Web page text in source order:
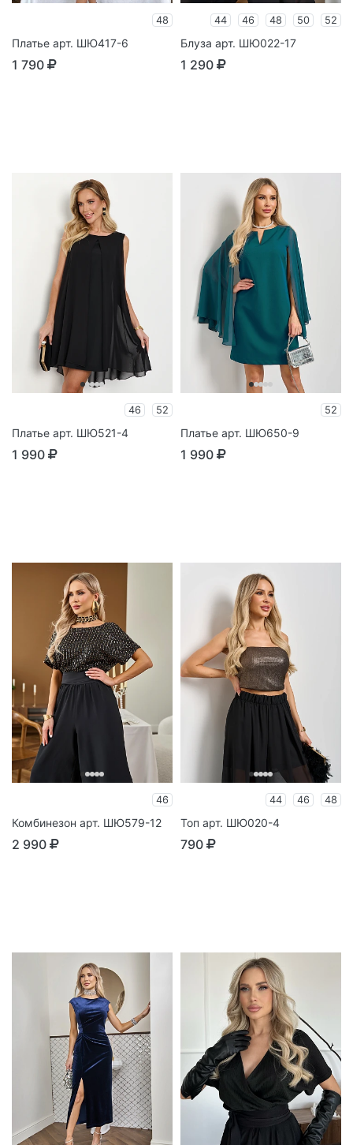
48
Платье арт. ШЮ417-6
1 790
44 46 48 50 52
Блуза арт. ШЮ022-17
1 290
46 52
Платье арт. ШЮ521-4
1 990
52
Платье арт. ШЮ650-9
1 990
46
Комбинезон арт. ШЮ579-12
2 990
44 46 48
Топ арт. ШЮ020-4
790